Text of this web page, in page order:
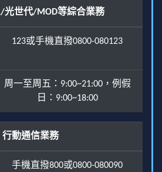
光世代/MOD等綜合業務
123或手機直撥0800-080123
周一至周五：9:00~21:00，例假
日：9:00~18:00
行動通信業務
手機直撥800或0800-080090